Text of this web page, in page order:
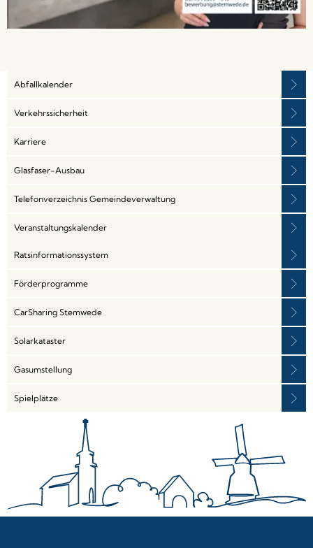
Abfallkalender
Verkehrssicherheit
Karriere
Glasfaser-Ausbau
Telefonverzeichnis Gemeindeverwaltung
Veranstaltungskalender
Ratsinformationssystem
Förderprogramme
CarSharing Stemwede
Solarkataster
Gasumstellung
Spielplätze